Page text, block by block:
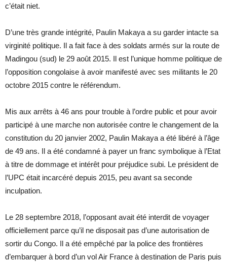
c’était niet.
D’une très grande intégrité, Paulin Makaya a su garder intacte sa
virginité politique. Il a fait face à des soldats armés sur la route de
Madingou (sud) le 29 août 2015. Il est l’unique homme politique de
l’opposition congolaise à avoir manifesté avec ses militants le 20
octobre 2015 contre le référendum.
Mis aux arrêts à 46 ans pour trouble à l’ordre public et pour avoir
participé à une marche non autorisée contre le changement de la
constitution du 20 janvier 2002, Paulin Makaya a été libéré à l’âge
de 49 ans. Il a été condamné à payer un franc symbolique à l’Etat
à titre de dommage et intérêt pour préjudice subi. Le président de
l’UPC était incarcéré depuis 2015, peu avant sa seconde
inculpation.
Le 28 septembre 2018, l’opposant avait été interdit de voyager
officiellement parce qu’il ne disposait pas d’une autorisation de
sortir du Congo. Il a été empêché par la police des frontières
d’embarquer à bord d’un vol Air France à destination de Paris puis